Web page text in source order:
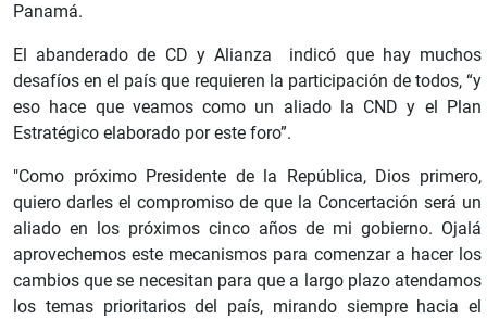
Panamá.
El abanderado de CD y Alianza indicó que hay muchos
desafíos en el país que requieren la participación de todos, “y
eso hace que veamos como un aliado la CND y el Plan
Estratégico elaborado por este foro”.
"Como próximo Presidente de la República, Dios primero,
quiero darles el compromiso de que la Concertación será un
aliado en los próximos cinco años de mi gobierno. Ojalá
aprovechemos este mecanismos para comenzar a hacer los
cambios que se necesitan para que a largo plazo atendamos
los temas prioritarios del país, mirando siempre hacia el